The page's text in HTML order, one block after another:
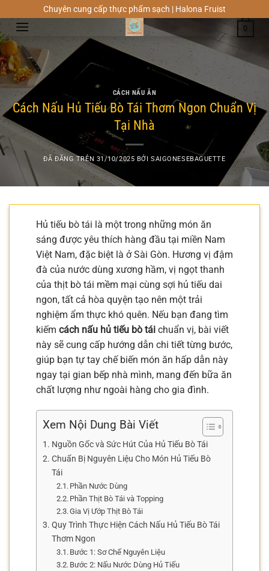
đến
nội
dung
Chuyên cung cấp thực phẩm sạch | Halona Fruist
0
CÁCH NẤU ĂN
Cách Nấu Hủ Tiếu Bò Tái Thơm Ngon Chuẩn Vị
Tại Nhà
ĐÃ ĐĂNG TRÊN 31/10/2025 BỞISAIGONESEBAGUETTE
Hủ tiếu bò tái là một trong những món ăn
sáng được yêu thích hàng đầu tại miền Nam
Việt Nam, đặc biệt là ở Sài Gòn. Hương vị đậm
đà của nước dùng xương hầm, vị ngọt thanh
của thịt bò tái mềm mại cùng sợi hủ tiếu dai
ngon, tất cả hòa quyện tạo nên một trải
nghiệm ẩm thực khó quên. Nếu bạn đang tìm
kiếm cách nấu hủ tiếu bò tái chuẩn vị, bài viết
này sẽ cung cấp hướng dẫn chi tiết từng bước,
giúp bạn tự tay chế biến món ăn hấp dẫn này
ngay tại gian bếp nhà mình, mang đến bữa ăn
chất lượng như ngoài hàng cho gia đình.
Xem Nội Dung Bài Viết
Nguồn Gốc và Sức Hút Của Hủ Tiếu Bò Tái
Chuẩn Bị Nguyên Liệu Cho Món Hủ Tiếu Bò
Tái
Phần Nước Dùng
Phần Thịt Bò Tái và Topping
Gia Vị Ướp Thịt Bò Tái
Quy Trình Thực Hiện Cách Nấu Hủ Tiếu Bò Tái
Thơm Ngon
Bước 1: Sơ Chế Nguyên Liệu
Bước 2: Nấu Nước Dùng Hủ Tiếu